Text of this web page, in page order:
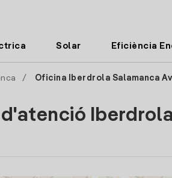
Solar Eficiència
/ Oficina Iberdrola Salamanca
d'atenció